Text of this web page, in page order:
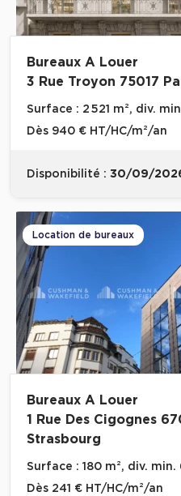
Bureaux A Louer
3 Rue Troyon 75017
Surface : 2 521 m², div.
Dès 940 € HT/HC/m²/an
Disponibilité : 30/09/
Location de bureaux
Bureaux A Louer
1 Rue Des Cigognes
Strasbourg
Surface : 180 m², div. min.
Dès 241 € HT/HC/m²/an